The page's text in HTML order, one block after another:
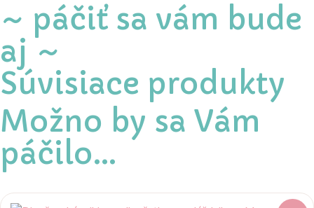
~ páčiť sa vám bude
aj ~
Súvisiace produkty
Možno by sa Vám
páčilo…